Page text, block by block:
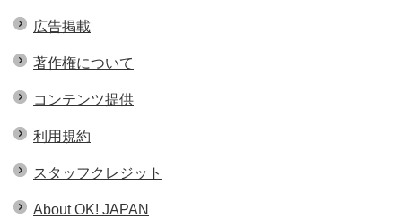
広告掲載
著作権について
コンテンツ提供
利用規約
スタッフクレジット
About OK! JAPAN